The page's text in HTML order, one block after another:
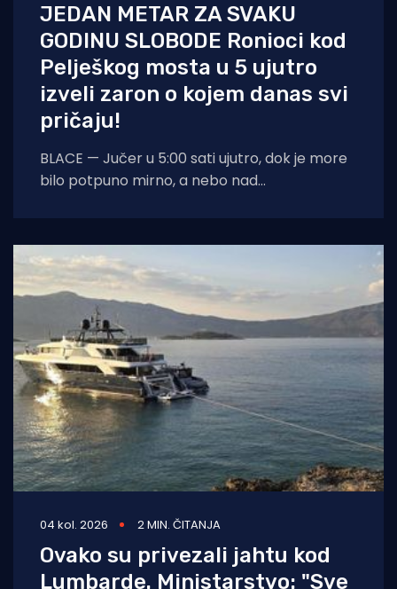
JEDAN METAR ZA SVAKU
GODINU SLOBODE Ronioci kod
Pelješkog mosta u 5 ujutro
izveli zaron o kojem danas svi
pričaju!
BLACE — Jučer u 5:00 sati ujutro, dok je more
bilo potpuno mirno, a nebo nad
04 kol. 2026 2 MIN. ČITANJA
Ovako su privezali jahtu kod
Lumbarde. Ministarstvo: "Sve